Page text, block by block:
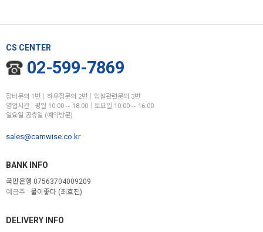
CS CENTER
02-599-7869
장비문의 1번│하우징문의 2번│입찰관련문의 3번
영업시간 : 평일 10:00 ~ 18:00│토요일 10:00 ~ 16:00
일요일 공휴일 (예약방문)
sales@camwise.co.kr
BANK INFO
국민은행 07563704009209
예금주 : 물이좋다 (최호진)
DELIVERY INFO